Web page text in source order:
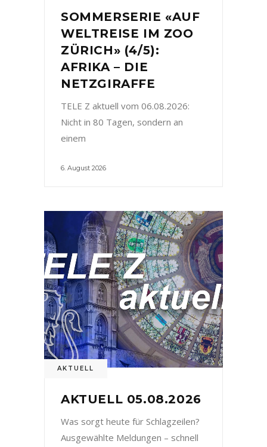
SOMMERSERIE «AUF
WELTREISE IM ZOO
ZÜRICH» (4/5):
AFRIKA – DIE
NETZGIRAFFE
TELE Z aktuell vom 06.08.2026:
Nicht in 80 Tagen, sondern an
einem
6. August 2026
AKTUELL
AKTUELL 05.08.2026
Was sorgt heute für Schlagzeilen?
Ausgewählte Meldungen – schnell